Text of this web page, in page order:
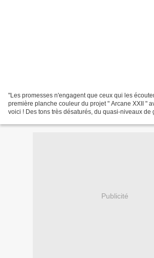
"Les promesses n'engagent que ceux qui les
première planche couleur du projet " Arcane XXII "
voici ! Des tons très désaturés, du quasi-niveaux de
Publicité